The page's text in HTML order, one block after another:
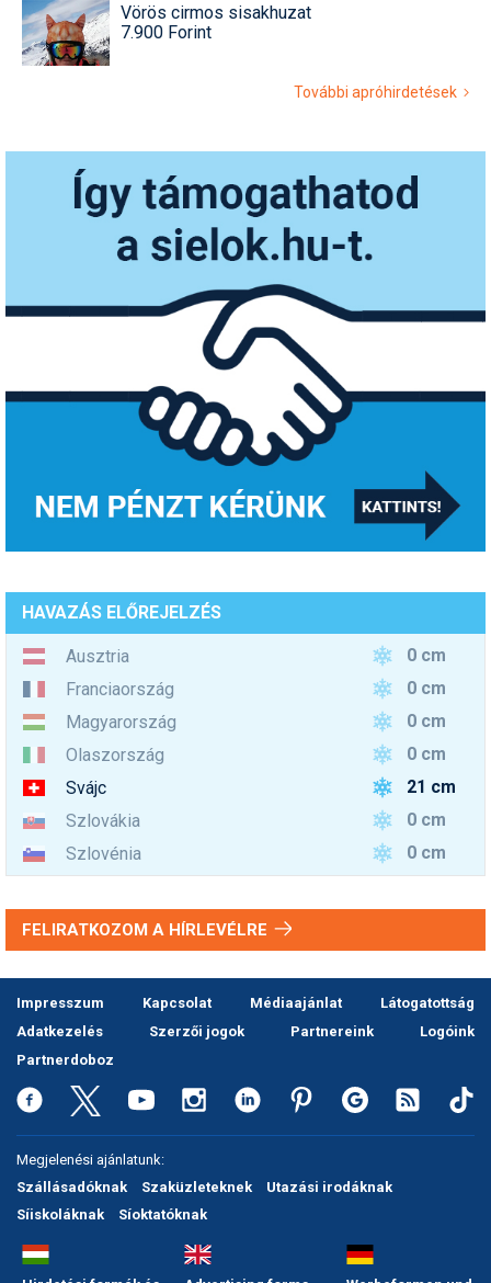
Vörös cirmos sisakhuzat
7.900 Forint
További apróhirdetések
HAVAZÁS ELŐREJELZÉS
Ausztria
0 cm
Franciaország
0 cm
Magyarország
0 cm
Olaszország
0 cm
Svájc
21 cm
Szlovákia
0 cm
Szlovénia
0 cm
FELIRATKOZOM A HÍRLEVÉLRE
Impresszum Kapcsolat Médiaajánlat
Látogatottság
Adatkezelés
Szerzői jogok Partnereink
Logóink
Partnerdoboz
Megjelenési ajánlatunk:
Szállásadóknak
Szaküzleteknek
Utazási irodáknak
Síiskoláknak
Síoktatóknak